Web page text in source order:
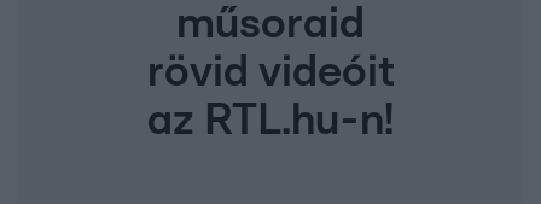
műsoraid
rövid videóit
az RTL.hu-n!